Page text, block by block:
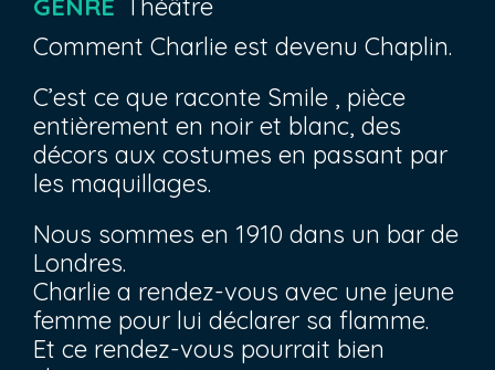
GENRE Théâtre
Comment Charlie est devenu Chaplin.
C’est ce que raconte Smile , pièce
entièrement en noir et blanc, des
décors aux costumes en passant par
les maquillages.
Nous sommes en 1910 dans un bar de
Londres.
Charlie a rendez-vous avec une jeune
femme pour lui déclarer sa flamme.
Et ce rendez-vous pourrait bien